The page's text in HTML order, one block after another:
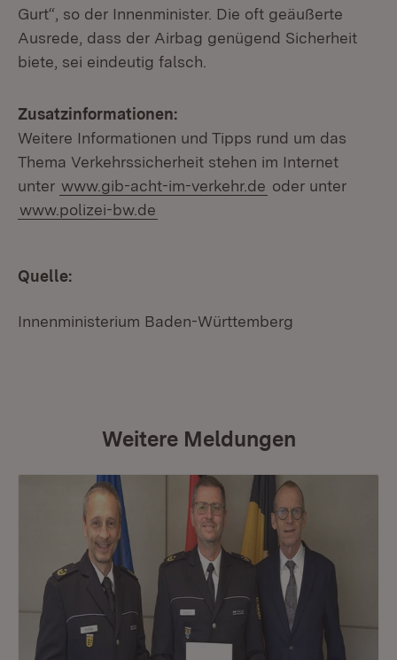
Gurt“, so der Innenminister. Die oft geäußerte
Ausrede, dass der Airbag genügend Sicherheit
biete, sei eindeutig falsch.
Zusatzinformationen:
Weitere Informationen und Tipps rund um das
Thema Verkehrssicherheit stehen im Internet
unter www.gib-acht-im-verkehr.de oder unter
www.polizei-bw.de
Quelle:
Innenministerium Baden-Württemberg
Weitere Meldungen